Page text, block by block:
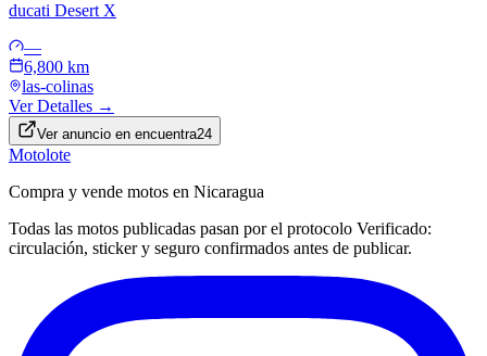
ducati Desert X
—
6,800 km
las-colinas
Ver Detalles →
Ver anuncio en encuentra24
Motolote
Compra y vende motos en Nicaragua
Todas las motos publicadas pasan por el protocolo Verificado:
circulación, sticker y seguro confirmados antes de publicar.